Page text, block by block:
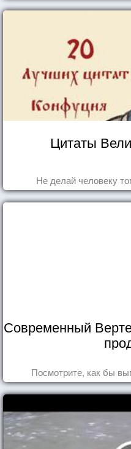
Цитаты
Не делай человеку
Современный
Посмотрите, как бы